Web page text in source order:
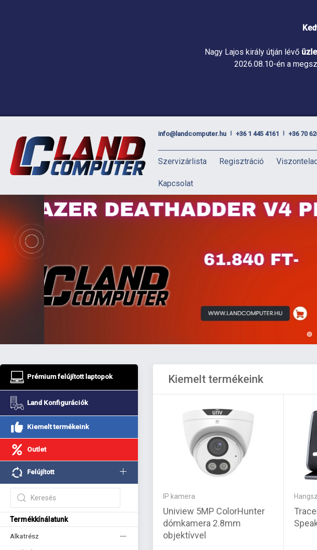
Nagy Lajos király útján lévő
2026.08.10-én a
info@landcomputer.hu +36 1 445 4161 +36 70
Szervizárlista Regisztráció
Kapcsolat
Prémium felújított laptopok
Land Konfigurációk
Kiemelt termékeink
Outlet
Felújított
Termékkínálatunk
Alkatrész
Kiemelt termékeink
IP kamera
Uniview 5MP ColorHunter
dómkamera 2.8mm
objektívvel